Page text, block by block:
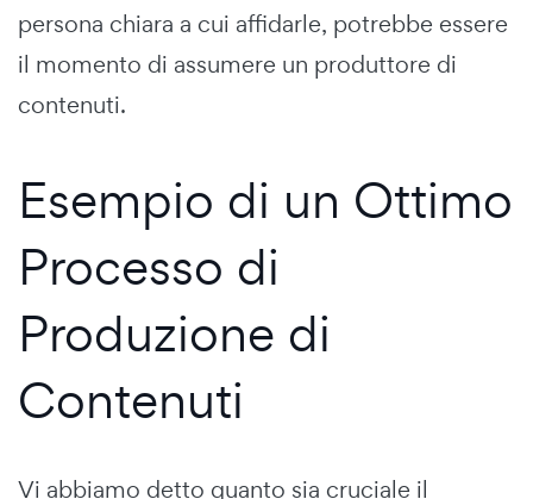
persona chiara a cui affidarle, potrebbe essere
il momento di assumere un produttore di
contenuti.
Esempio di un Ottimo
Processo di
Produzione di
Contenuti
Vi abbiamo detto quanto sia cruciale il